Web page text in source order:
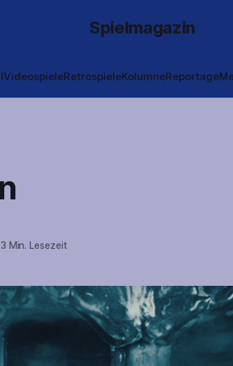
Spielmagazin
VideospieleRetrospieleKolumneReportage
Min. Lesezeit